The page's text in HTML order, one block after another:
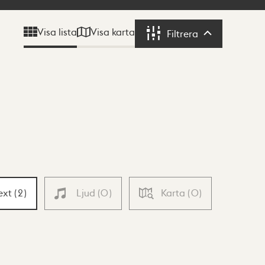
Visa lista Visa karta Filtrera Filtrera
(2) Ljud (0) Karta (0)